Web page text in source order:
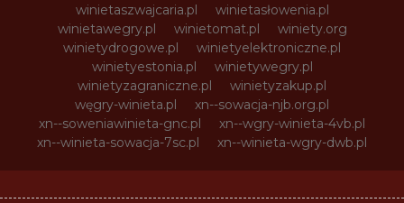
winietaszwajcaria.pl
winietasłowenia.pl
winietawegry.pl
winietomat.pl
winiety.org
winietydrogowe.pl
winietyelektroniczne.pl
winietyestonia.pl
winietywegry.pl
winietyzagraniczne.pl
winietyzakup.pl
węgry-winieta.pl
xn--sowacja-njb.org.pl
xn--soweniawinieta-gnc.pl
xn--wgry-winieta-4vb.pl
xn--winieta-sowacja-7sc.pl
xn--winieta-wgry-dwb.pl